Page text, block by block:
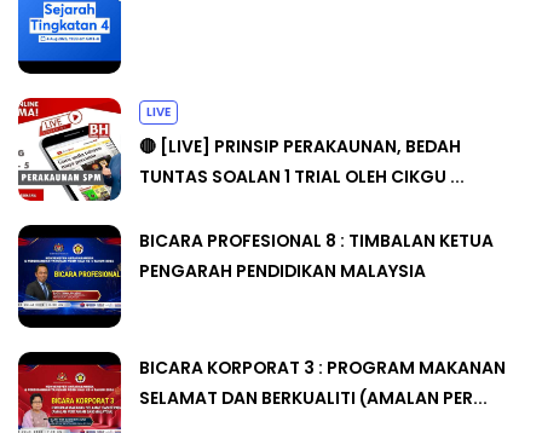
LIVE
🔴 [LIVE] PRINSIP PERAKAUNAN, BEDAH
TUNTAS SOALAN 1 TRIAL OLEH CIKGU ...
BICARA PROFESIONAL 8 : TIMBALAN KETUA
PENGARAH PENDIDIKAN MALAYSIA
BICARA KORPORAT 3 : PROGRAM MAKANAN
SELAMAT DAN BERKUALITI (AMALAN PER...